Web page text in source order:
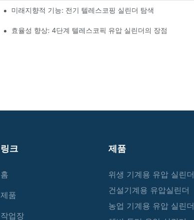
미래지향적 기능: 전기 텔레스코핑 실린더 탐색
효율성 향상: 4단계 텔레스코픽 유압 실린더의 장점
링크
홈
제품
작업장
제품
위생 기계용 유압 실린더
건설기계용 유압실린더
농업 기계용 유압 실린더